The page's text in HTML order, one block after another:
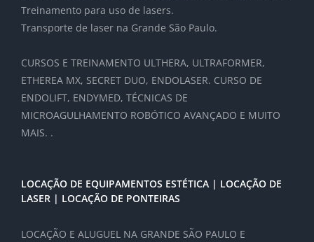
Treinamento para uso de lasers.
Transporte de laser na Grande São Paulo.
CURSOS E TREINAMENTO ULTHERA, ULTRAFORMER,
ETHEREA MX, SECRET DUO, ENDOLASER. CURSO DE
ENDOLIFT, ENDYMED, TÉCNICAS DE
MICROAGULHAMENTO ROBÓTICO AVANÇADO E MUITO
MAIS. .
LOCAÇÃO DE EQUIPAMENTOS ESTÉTICA | LOCAÇÃO DE
LASER | LOCAÇÃO DE PONTEIRAS
LOCAÇÃO E ALUGUEL NA GRANDE SÃO PAULO E